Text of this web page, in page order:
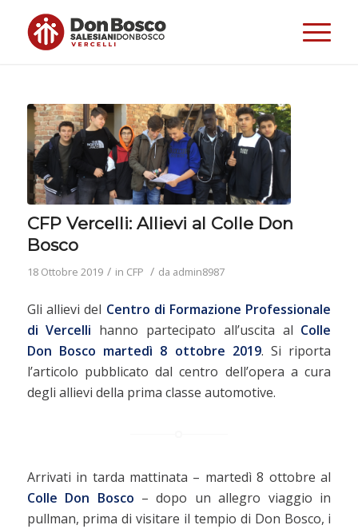
CFP Vercelli: Allievi al Colle Don
Bosco
18 Ottobre 2019 / in CFP / da admin8987
Gli allievi del Centro di Formazione Professionale
di Vercelli hanno partecipato all’uscita al Colle
Don Bosco martedì 8 ottobre 2019. Si riporta
l’articolo pubblicato dal centro dell’opera a cura
degli allievi della prima classe automotive.
Arrivati in tarda mattinata – martedì 8 ottobre al
Colle Don Bosco – dopo un allegro viaggio in
pullman, prima di visitare il tempio di Don Bosco, i